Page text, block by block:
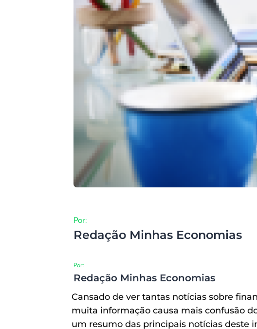
Por:
Redação Minhas Economias
Por:
Redação Minhas Economias
Cansado de ver tantas notícias sobre
muita informação causa mais confusão
um resumo das principais notícias deste